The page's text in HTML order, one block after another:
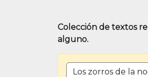
Colección de textos
alguno.
BUSCAR POR TÍTULO